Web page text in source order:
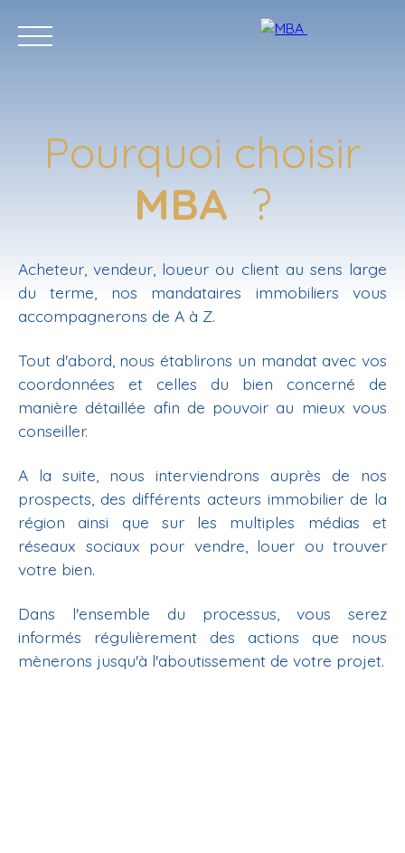
Estimation
Pourquoi choisir
MBA ?
Acheteur, vendeur, loueur ou client au sens large
du terme, nos mandataires immobiliers vous
accompagnerons de A à Z.
Tout d'abord, nous établirons un mandat avec vos
coordonnées et celles du bien concerné de
manière détaillée afin de pouvoir au mieux vous
conseiller.
A la suite, nous interviendrons auprès de nos
prospects, des différents acteurs immobilier de la
région ainsi que sur les multiples médias et
réseaux sociaux pour vendre, louer ou trouver
votre bien.
Dans l'ensemble du processus, vous serez
informés régulièrement des actions que nous
mènerons jusqu'à l'aboutissement de votre projet.